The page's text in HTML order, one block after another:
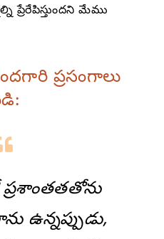
ప్రేరేపిస్తుందని మేము
ప్రసంగాలు
ఉన్నప్పుడు,